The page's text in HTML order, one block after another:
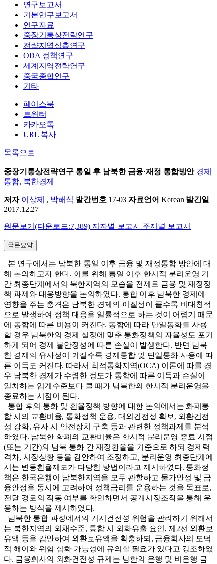
연구보고서
기본연구보고서
연구자료
중장기통상전략연구
전략지역심층연구
ODA 정책연구
세계지역전략연구
중국종합연구
기타
페이스북
트위터
카카오톡
URL 복사
목록으로
중장기통상전략연구 통일 후 남북한 금융·재정 통합방안 경제
통합, 북한경제
저자 이상제 , 박해식 발간번호 17-03 자료언어 Korean 발간일
2017.12.27
원문보기(다운로드:7,389) 저자별 보고서 주제별 보고서
국문요약
본 연구에서는 남북한 통일 이후 금융 및 재정통합 방안에 대
해 논의하고자 한다. 이를 위해 통일 이후 한시적 분리운영 기
간 최종단계에서의 북한지역의 모습을 전제로 금융 및 재정정
책 과제와 대응방향을 논의하였다. 통합 이후 남북한 경제에
영향을 주는 충격은 남북한 경제의 이질성이 클수록 비대칭적
으로 발생하여 정책 대응을 일률적으로 하는 것이 어렵기 때문
에 통합에 따른 비용이 커진다. 통합에 따라 단일통화를 사용
할 경우 남북한의 경제 실정에 맞춘 통화정책의 자율성도 포기
하게 되어 경제 불안정성에 따른 손실이 발생한다. 반면 남북
한 경제의 유사성이 커질수록 경제통합 및 단일통화 사용에 따
른 이득도 커진다. 따라서 최적통화지역(OCA) 이론에 따를 경
우 남북한 경제가 수렴한 정도가 통합에 따른 이득과 손실이
일치하는 임계수준보다 클 때가 남북한의 한시적 분리운영을
종료하는 시점이 된다.
통합 후의 통화 및 환율정책 방향에 대한 논의에서는 화폐통
합 시의 교환비율, 통화정책 운용, 대외건전성 확보, 외환건전
성 강화, 유사 시 안전장치 구축 등과 관련한 정책과제를 분석
하였다. 남북한 화폐의 교환비율은 한시적 분리운영 종료 시점
(또는 기간)의 남북 통화 간 재정환율을 기준으로 하되 경제력
격차, 시장상황 등을 감안하여 조정하고, 분리운영 최종단계에
서는 변동환율제도가 타당한 방법이라고 제시하였다. 통화정
책은 한국은행이 남북한지역을 모두 관할하고 물가안정 및 금
융안정을 동시에 고려하여 정책금리를 운용하는 것을 목표로,
전달 경로의 작동 여부를 확인하면서 공개시장조작을 통해 운
용하는 방식을 제시하였다.
남북한 통합 과정에서의 거시건전성 위험을 관리하기 위해서
는 북한지역의 외채수준, 통합 시 외화유출 요인, 제2선 외환보
유액 등을 감안하여 외환보유액을 확충하되, 금융회사의 도덕
적 해이와 위험 심화 가능성에 유의할 필요가 있다고 강조하였
다. 금융회사의 외화건전성 규제는 남한의 은행 및 비은행 금